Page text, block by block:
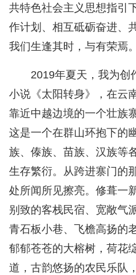
共特色社会主义思想指引
作计划、相互砥砺奋进、
我们生逢其时，与有荣焉。
2019年夏天，我为创
小说《太阳转身》，在云
靠近中越边境的一个壮族
这是一个在群山环抱下的
族、傣族、苗族、汉族等
生存繁衍。从跨进寨门的
处所闻所见擦亮。修葺一
别致的客栈民宿、宽敞气
青石板小巷、飞檐高扬的
郁郁苍苍的大榕树，荷花
道，古韵悠扬的农民乐队